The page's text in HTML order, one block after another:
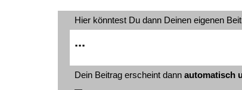
Hier könntest Du dann Deinen eigenen
...
Dein Beitrag erscheint dann automatisch